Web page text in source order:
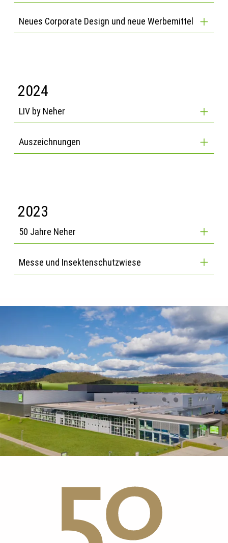
Neues Corporate Design und neue Werbemittel
2024
LIV by Neher
Auszeichnungen
2023
50 Jahre Neher
Messe und Insektenschutzwiese